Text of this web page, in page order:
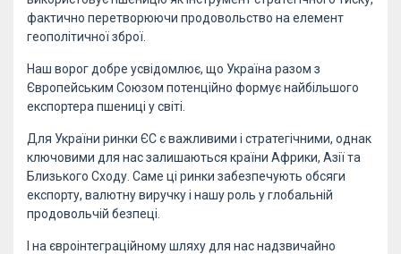
фактично перетворюючи продовольство на елемент
геополітичної зброї.
Наш ворог добре усвідомлює, що Україна разом з
Європейським Союзом потенційно формує найбільшого
експортера пшениці у світі.
Для України ринки ЄС є важливими і стратегічними, однак
ключовими для нас залишаються країни Африки, Азії та
Близького Сходу. Саме ці ринки забезпечують обсяги
експорту, валютну виручку і нашу роль у глобальній
продовольчій безпеці.
І на євроінтеграційному шляху для нас надзвичайно